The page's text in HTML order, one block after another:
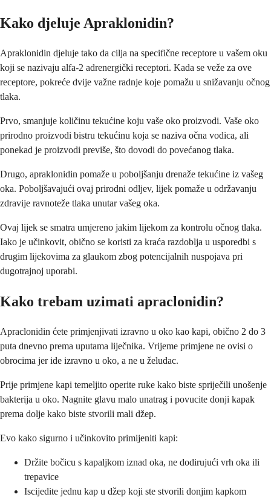
Kako djeluje Apraklonidin?
Apraklonidin djeluje tako da cilja na specifične receptore u vašem oku
koji se nazivaju alfa-2 adrenergički receptori. Kada se veže za ove
receptore, pokreće dvije važne radnje koje pomažu u snižavanju očnog
tlaka.
Prvo, smanjuje količinu tekućine koju vaše oko proizvodi. Vaše oko
prirodno proizvodi bistru tekućinu koja se naziva očna vodica, ali
ponekad je proizvodi previše, što dovodi do povećanog tlaka.
Drugo, apraklonidin pomaže u poboljšanju drenaže tekućine iz vašeg
oka. Poboljšavajući ovaj prirodni odljev, lijek pomaže u održavanju
zdravije ravnoteže tlaka unutar vašeg oka.
Ovaj lijek se smatra umjereno jakim lijekom za kontrolu očnog tlaka.
Iako je učinkovit, obično se koristi za kraća razdoblja u usporedbi s
drugim lijekovima za glaukom zbog potencijalnih nuspojava pri
dugotrajnoj uporabi.
Kako trebam uzimati apraclonidin?
Apraclonidin ćete primjenjivati izravno u oko kao kapi, obično 2 do 3
puta dnevno prema uputama liječnika. Vrijeme primjene ne ovisi o
obrocima jer ide izravno u oko, a ne u želudac.
Prije primjene kapi temeljito operite ruke kako biste spriječili unošenje
bakterija u oko. Nagnite glavu malo unatrag i povucite donji kapak
prema dolje kako biste stvorili mali džep.
Evo kako sigurno i učinkovito primijeniti kapi:
Držite bočicu s kapaljkom iznad oka, ne dodirujući vrh oka ili
trepavice
Iscijedite jednu kap u džep koji ste stvorili donjim kapkom